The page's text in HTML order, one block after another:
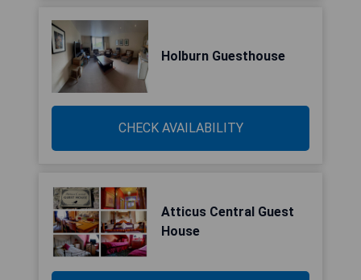
Holburn Guesthouse
CHECK AVAILABILITY
Atticus Central Guest
House